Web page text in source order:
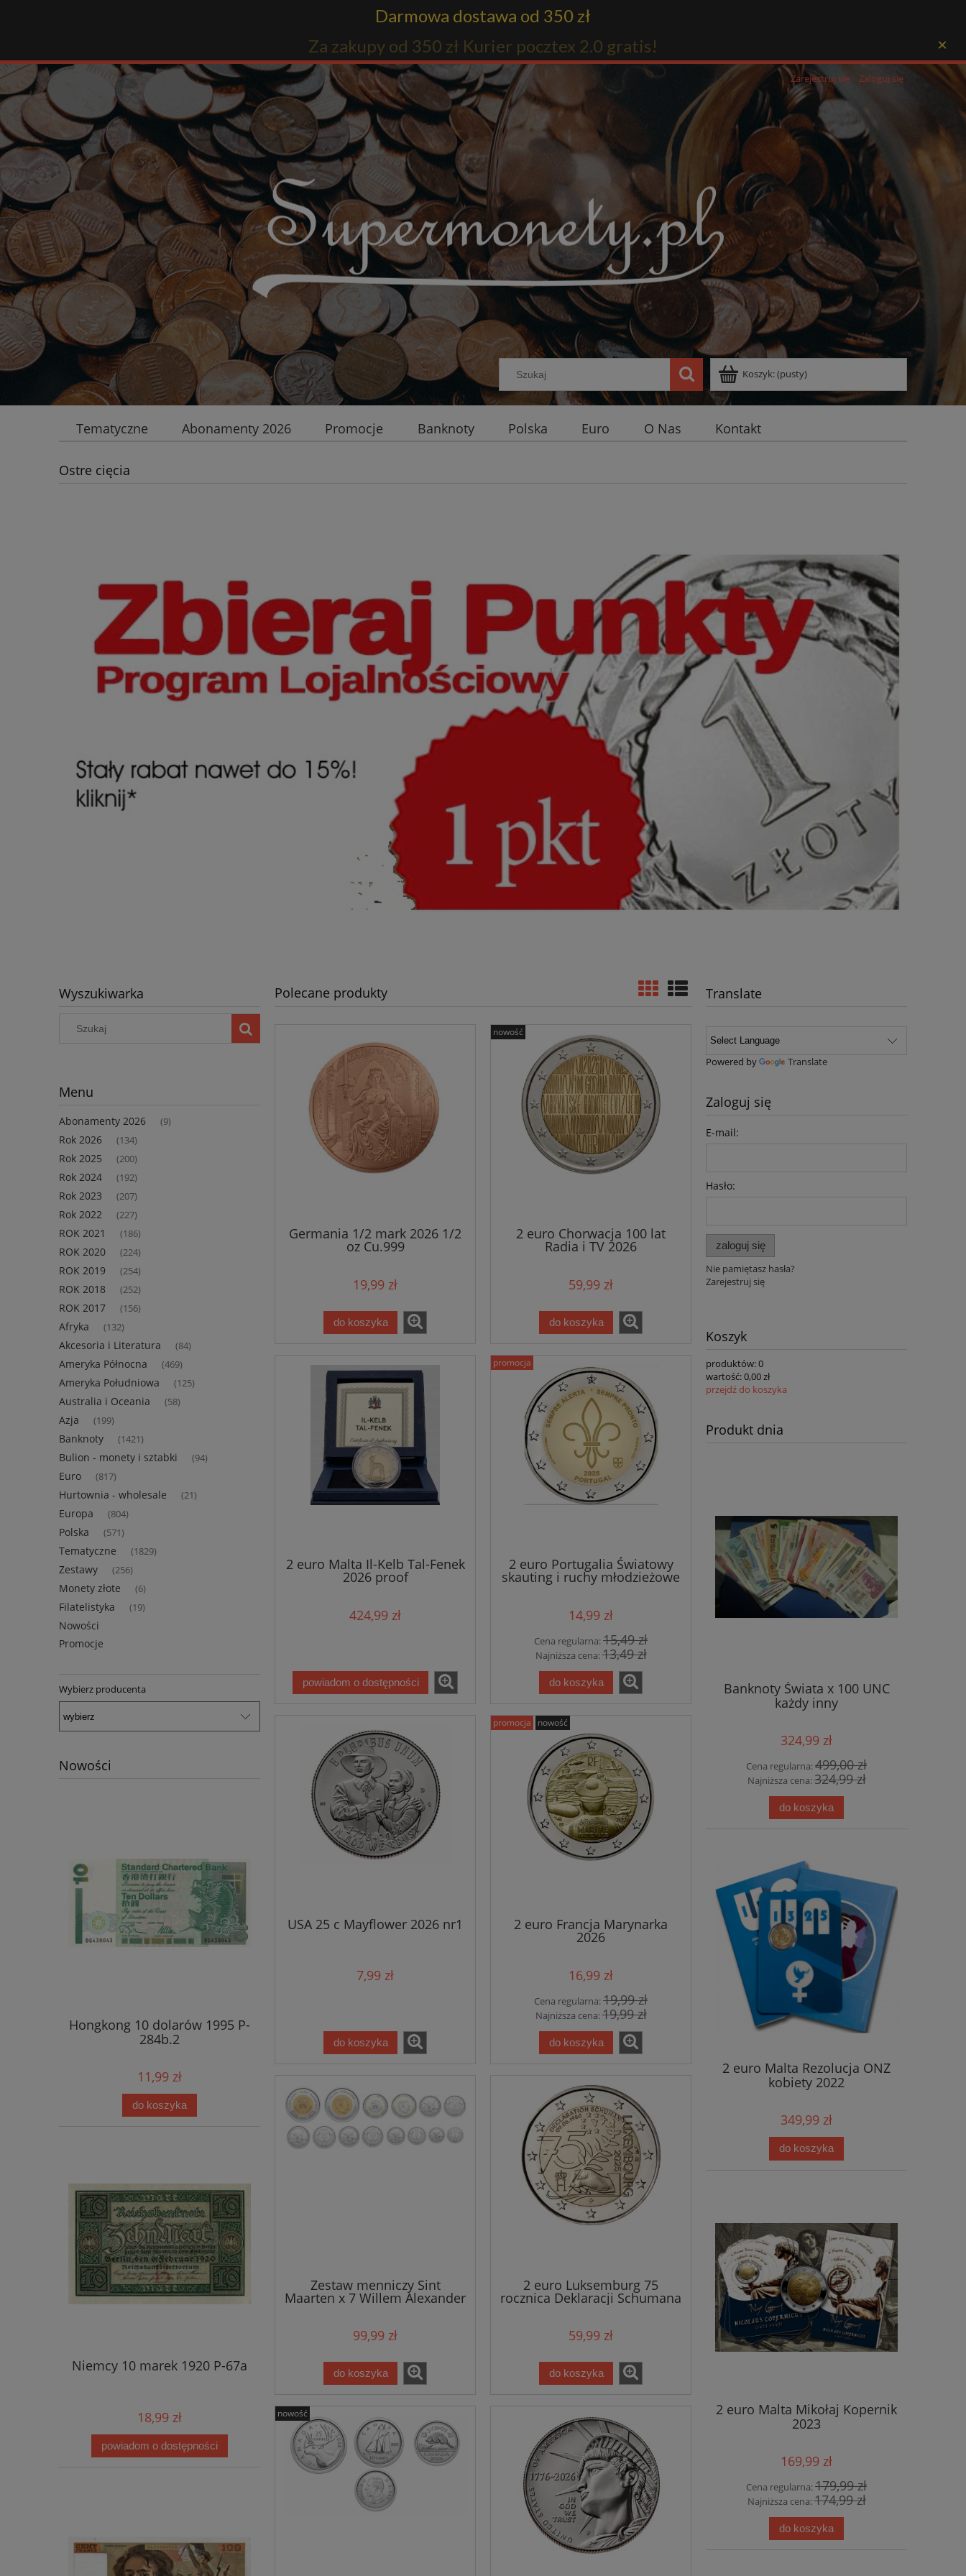
Darmowa dostawa od 350 zł
Odbierz 1 z 5 prezentów jakie przygotowaliśmy dla Ciebie!
×
Zarejestruj się Zaloguj się
Koszyk:(pusty)
Tematyczne Abonamenty 2026 Promocje Banknoty Polska Euro O Nas Kontakt
Ostre cięcia
Wyszukiwarka
Menu
Abonamenty 2026 (9)
Rok 2026 (134)
Rok 2025 (200)
Rok 2024 (192)
Rok 2023 (207)
Rok 2022 (227)
ROK 2021 (186)
ROK 2020 (224)
ROK 2019 (254)
ROK 2018 (252)
ROK 2017 (156)
Afryka (132)
Akcesoria i Literatura (84)
Ameryka Północna (469)
Ameryka Południowa (125)
Australia i Oceania (58)
Azja (199)
Banknoty (1421)
Bulion - monety i sztabki (94)
Euro (817)
Hurtownia - wholesale (21)
Europa (804)
Polska (571)
Tematyczne (1829)
Zestawy (256)
Monety złote (6)
Filatelistyka (19)
Nowości
Promocje
Wybierz producenta
Nowości
Hongkong 10 dolarów 1995 P-
284b.2
11,99 zł
do koszyka
Niemcy 10 marek 1920 P-67a
18,99 zł
powiadom o dostępności
Polecane produkty
Germania 1/2 mark 2026 1/2
oz Cu.999
19,99 zł
do koszyka
2 euro Chorwacja 100 lat
Radia i TV 2026
59,99 zł
do koszyka
nowość
2 euro Malta Il-Kelb Tal-Fenek
2026 proof
424,99 zł
powiadom o dostępności
2 euro Portugalia Światowy
skauting i ruchy młodzieżowe
2025
14,99 zł
Cena regularna:15,49 zł
Najniższa cena:13,49 zł
do koszyka
promocja
USA 25 c Mayflower 2026 nr1
7,99 zł
do koszyka
2 euro Francja Marynarka
2026
16,99 zł
Cena regularna:19,99 zł
Najniższa cena:19,99 zł
do koszyka
promocja nowość
Zestaw menniczy Sint
Maarten x 7 Willem Alexander
99,99 zł
do koszyka
2 euro Luksemburg 75
rocznica Deklaracji Schumana
59,99 zł
do koszyka
nowość
Translate
Powered by Translate
Zaloguj się
E-mail:
Hasło:
zaloguj się
Nie pamiętasz hasła?
Zarejestruj się
Koszyk
produktów:0
wartość:0,00 zł
przejdź do koszyka
Produkt dnia
Banknoty Świata x 100 UNC
każdy inny
324,99 zł
Cena regularna:499,00 zł
Najniższa cena:324,99 zł
do koszyka
2 euro Malta Rezolucja ONZ
kobiety 2022
349,99 zł
do koszyka
2 euro Malta Mikołaj Kopernik
2023
169,99 zł
Cena regularna:179,99 zł
Najniższa cena:174,99 zł
do koszyka